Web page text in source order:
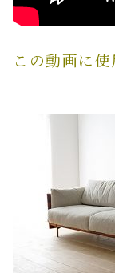
この動画に